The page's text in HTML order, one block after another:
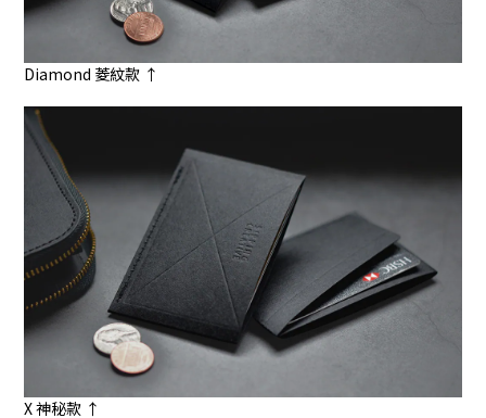
Diamond 菱紋款 ↑
X 神秘款 ↑